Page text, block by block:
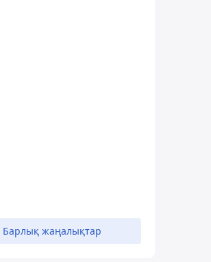
Барлық жаңалықтар